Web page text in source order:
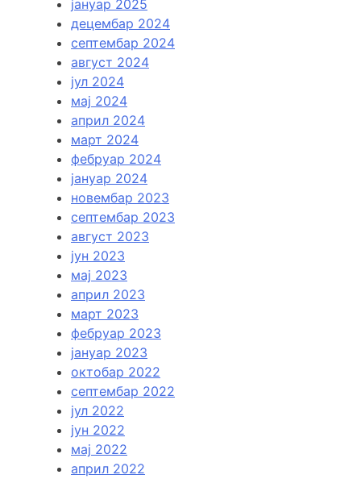
јануар 2025
децембар 2024
септембар 2024
август 2024
јул 2024
мај 2024
април 2024
март 2024
фебруар 2024
јануар 2024
новембар 2023
септембар 2023
август 2023
јун 2023
мај 2023
април 2023
март 2023
фебруар 2023
јануар 2023
октобар 2022
септембар 2022
јул 2022
јун 2022
мај 2022
април 2022